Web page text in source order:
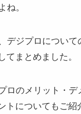
ね。
デジプロについて
てまとめました。
ロのメリット・デ
トについてもご紹